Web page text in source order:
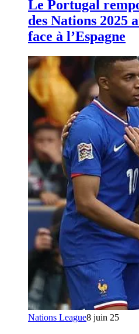
Le Portugal
des Nations 2025
face à l’Espagne
Nations League8 juin 25